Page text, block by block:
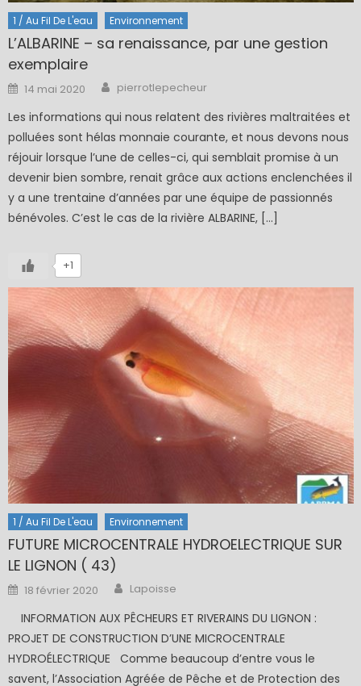
1 / Au Fil De L'eau Environnement
L’ALBARINE – sa renaissance, par une gestion
exemplaire
Posted
on
14 mai 2020 Author
pierrotlepecheur
Les informations qui nous relatent des rivières maltraitées et
polluées sont hélas monnaie courante, et nous devons nous
réjouir lorsque l’une de celles-ci, qui semblait promise à un
devenir bien sombre, renait grâce aux actions enclenchées il
y a une trentaine d’années par une équipe de passionnés
bénévoles. C’est le cas de la rivière ALBARINE, […]
+1
1 / Au Fil De L'eau Environnement
FUTURE MICROCENTRALE HYDROELECTRIQUE SUR
LE LIGNON ( 43)
Posted
on
18 février 2020 Author
Lapoisse
INFORMATION AUX PÊCHEURS ET RIVERAINS DU LIGNON :
PROJET DE CONSTRUCTION D’UNE MICROCENTRALE
HYDROÉLECTRIQUE Comme beaucoup d’entre vous le
savent, l’Association Agréée de Pêche et de Protection des